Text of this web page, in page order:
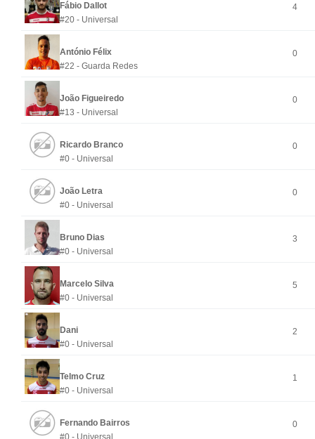
Fábio Dallot
#20 - Universal
4
António Félix
#22 - Guarda Redes
0
João Figueiredo
#13 - Universal
0
Ricardo Branco
#0 - Universal
0
João Letra
#0 - Universal
0
Bruno Dias
#0 - Universal
3
Marcelo Silva
#0 - Universal
5
Dani
#0 - Universal
2
Telmo Cruz
#0 - Universal
1
Fernando Bairros
#0 - Universal
0